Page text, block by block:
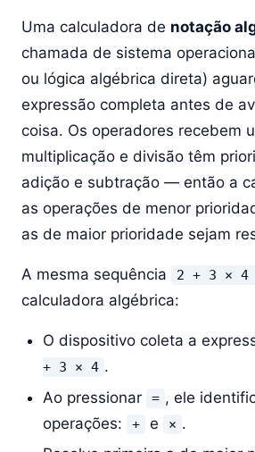
Uma calculadora de notação
chamada de sistema
ou lógica algébrica direta)
expressão completa antes de
coisa. Os operadores recebem
multiplicação e divisão têm
adição e subtração — então a
as operações de menor
as de maior prioridade sejam
A mesma sequência 2 + 3 × 4
calculadora algébrica:
O dispositivo coleta a
+ 3 × 4 .
Ao pressionar
= , ele
operações:
+ e × .